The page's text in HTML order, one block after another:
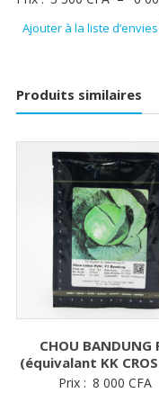
Ajouter à la liste d’envies
Produits similaires
CHOU BANDUNG
(équivalant KK
Prix : 8 000 CFA